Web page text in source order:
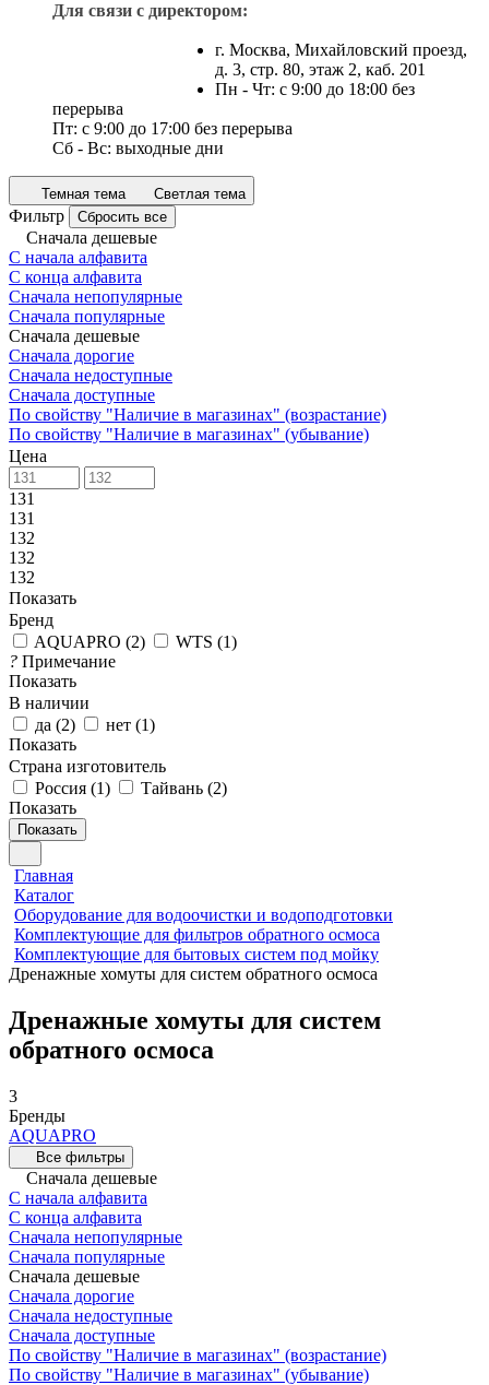
Для связи с директором:
г. Москва, Михайловский проезд,
д. 3, стр. 80, этаж 2, каб. 201
Пн - Чт: с 9:00 до 18:00 без
перерыва
Пт: с 9:00 до 17:00 без перерыва
Сб - Вс: выходные дни
Темная тема Светлая тема
Фильтр Сбросить все
Сначала дешевые
С начала алфавита
С конца алфавита
Сначала непопулярные
Сначала популярные
Сначала дешевые
Сначала дорогие
Сначала недоступные
Сначала доступные
По свойству "Наличие в магазинах" (возрастание)
По свойству "Наличие в магазинах" (убывание)
Цена
131
131
132
132
132
Показать
Бренд
AQUAPRO (2) WTS (1)
? Примечание
Показать
В наличии
да (2) нет (1)
Показать
Страна изготовитель
Россия (1) Тайвань (2)
Показать
Показать
Главная
Каталог
Оборудование для водоочистки и водоподготовки
Комплектующие для фильтров обратного осмоса
Комплектующие для бытовых систем под мойку
Дренажные хомуты для систем обратного осмоса
Дренажные хомуты для систем
обратного осмоса
3
Бренды
AQUAPRO
Все фильтры
Сначала дешевые
С начала алфавита
С конца алфавита
Сначала непопулярные
Сначала популярные
Сначала дешевые
Сначала дорогие
Сначала недоступные
Сначала доступные
По свойству "Наличие в магазинах" (возрастание)
По свойству "Наличие в магазинах" (убывание)